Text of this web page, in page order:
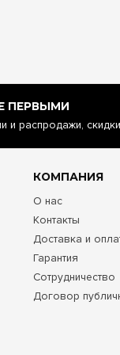
Класс
Тип и
Наличие
Совет по
можно разместить:
двухполюсное
обязательно
невозможно
ПЕРВЫМИ
и распродажи,
КОМПАНИЯ
О нас
Контакты
Доставка и
Гарантия
Сотрудничество
Договор